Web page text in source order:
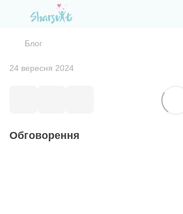
Блог
24 вересня 2024
Обговорення